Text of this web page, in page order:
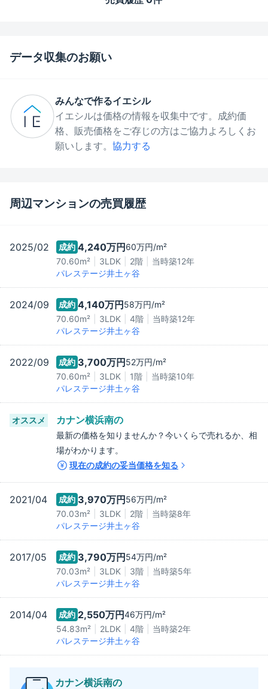
データ収集のお願い
みんなで作るイエシル
イエシルは価格の情報を収集中です。成約価
格、販売価格をご存じの方はご協力よろしくお
願いします。 協力する
周辺マンションの売買履歴
2025/02 成約 4,240万円60万円/m²
70.60m²
3LDK 2階 当時築12年
パレステージ井土ヶ谷
2024/09 成約 4,140万円58万円/m²
70.60m²
3LDK 4階 当時築12年
パレステージ井土ヶ谷
2022/09 成約 3,700万円52万円/m²
70.60m²
3LDK 1階 当時築10年
パレステージ井土ヶ谷
オススメ カナン横浜南の
最新の価格を知りませんか？今いくらで売れるか、相
場がわかります。
現在の成約の妥当価格を知る
2021/04 成約 3,970万円56万円/m²
70.03m²
3LDK 2階 当時築8年
パレステージ井土ヶ谷
2017/05 成約 3,790万円54万円/m²
70.03m²
3LDK 3階 当時築5年
パレステージ井土ヶ谷
2014/04 成約 2,550万円46万円/m²
54.83m²
2LDK 4階 当時築2年
パレステージ井土ヶ谷
カナン横浜南の